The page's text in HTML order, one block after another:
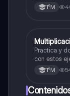
1°M
M
Practica y
con estos
1°M